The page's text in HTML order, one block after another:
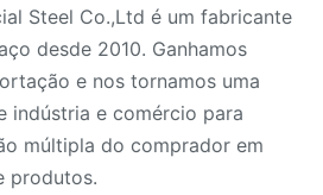
Steel Co.,Ltd é um fabricante
desde 2010. Ganhamos
e nos tornamos uma
indústria e comércio para
múltipla do comprador em
produtos.